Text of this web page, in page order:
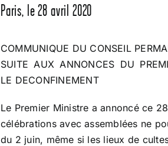
Paris, le 28 avril 2020
COMMUNIQUE DU CONSEIL
SUITE AUX ANNONCES DU
LE DECONFINEMENT
Le Premier Ministre a annoncé ce
célébrations avec assemblées ne
du 2 juin, même si les lieux de